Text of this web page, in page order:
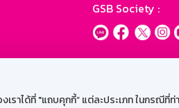
ได้ที่ "แถบคุกกี้” แต่ละประเภท ในกรณีที่ท่า
GSB Society :